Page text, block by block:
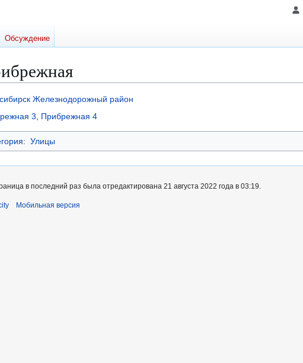
Железнодорожный район
3, Прибрежная 4
: Улицы
Обсуждение
в последний раз была отредактирована 21 августа 2022 года в 03:19.
Мобильная версия